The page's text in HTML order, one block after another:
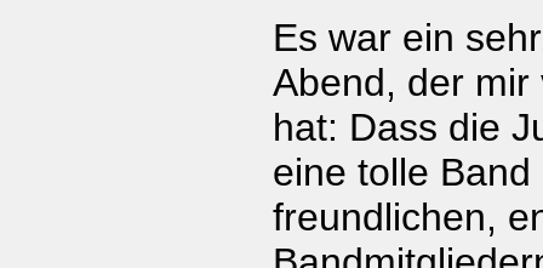
Es war ein
Abend, der
hat: Dass die
eine tolle Band
freundlichen,